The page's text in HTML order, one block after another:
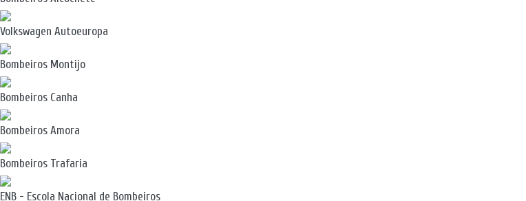
Volkswagen Autoeuropa
Bombeiros Montijo
Bombeiros Canha
Bombeiros Amora
Bombeiros Trafaria
ENB - Escola Nacional de Bombeiros